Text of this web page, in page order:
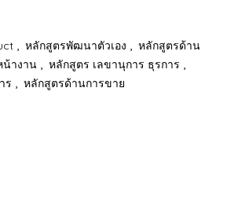
, หลักสูตรพัฒนาตัวเอง , หลักสูตรด้าน
น้างาน , หลักสูตร เลขานุการ ธุรการ ,
ร , หลักสูตรด้านการขาย